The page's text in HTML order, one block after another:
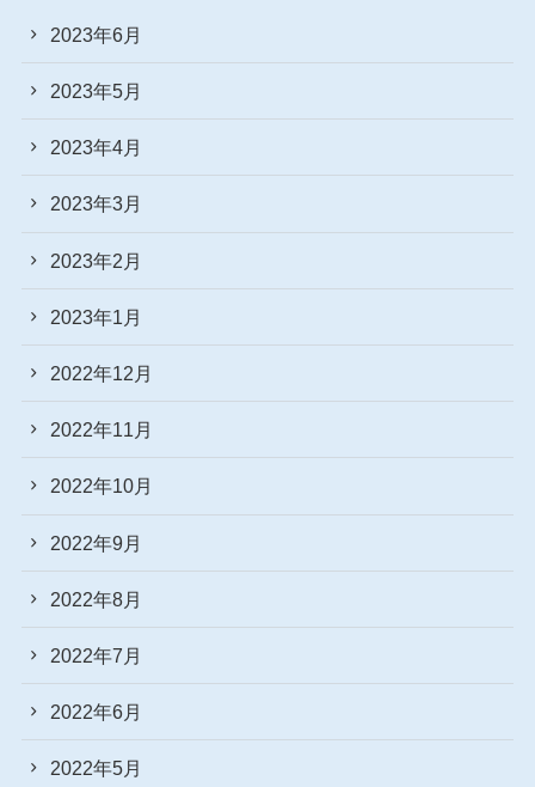
2023年6月
2023年5月
2023年4月
2023年3月
2023年2月
2023年1月
2022年12月
2022年11月
2022年10月
2022年9月
2022年8月
2022年7月
2022年6月
2022年5月